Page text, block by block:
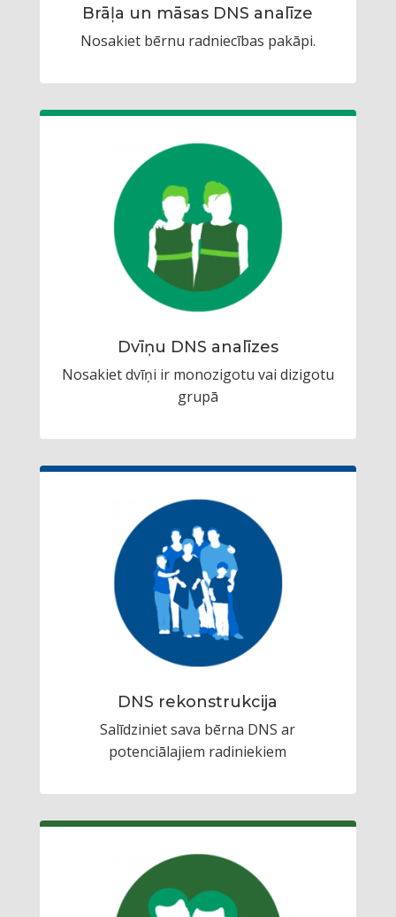
Brāļa un māsas DNS analīze
Nosakiet bērnu radniecības pakāpi.
Dvīņu DNS analīzes
Nosakiet dvīņi ir monozigotu vai dizigotu
grupā
DNS rekonstrukcija
Salīdziniet sava bērna DNS ar
potenciālajiem radiniekiem